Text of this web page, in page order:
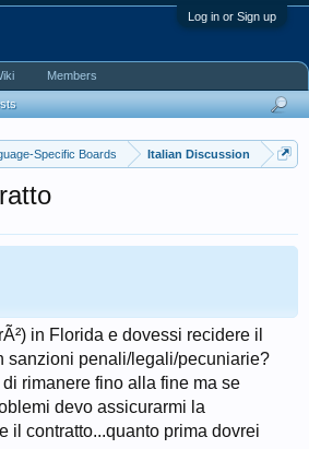
Log in or Sign up
Specific Boards Italian Discussion
in Florida e dovessi recidere il
sanzioni penali/legali/pecuniarie?
rimanere fino alla fine ma se
devo assicurarmi la
il contratto...quanto prima dovrei
Members